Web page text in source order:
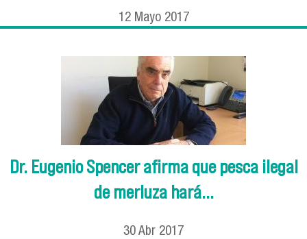
12 Mayo 2017
Dr. Eugenio Spencer afirma que pesca ilegal
de merluza hará...
30 Abr 2017